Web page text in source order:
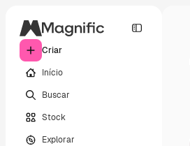
Criar
Início
Buscar
Stock
Explorar